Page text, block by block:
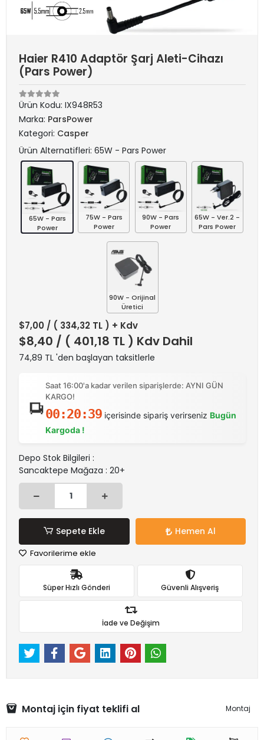
Haier R410 Adaptör Şarj Aleti-Cihazı
(Pars Power)
Ürün Kodu: IX948R53
Marka: ParsPower
Kategori: Casper
Ürün Alternatifleri: 65W - Pars Power
65W - Pars
Power
75W - Pars
Power
90W - Pars
Power
65W - Ver.2 -
Pars Power
90W - Orijinal
Üretici
$7,00 / ( 334,32 TL ) + Kdv
$8,40 / ( 401,18 TL ) Kdv Dahil
74,89 TL 'den başlayan taksitlerle
Saat 16:00'a kadar verilen siparişlerde: AYNI GÜN
KARGO!
00:20:39içerisinde sipariş verirseniz Bugün
Kargoda !
Depo Stok Bilgileri :
Sancaktepe Mağaza : 20+
Sepete Ekle Hemen Al
Favorilerime ekle
Süper Hızlı Gönderi Güvenli Alışveriş
İade ve Değişim
Montaj için fiyat teklifi al Montaj